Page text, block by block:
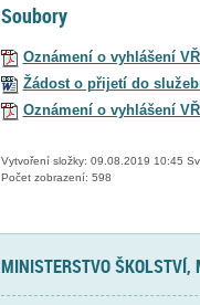
Soubory
Oznámení o vyhlášení
Žádost o přijetí do
Oznámení o vyhlášení
Vytvoření složky: 09.08.2019 10:45
Počet zobrazení: 598
MINISTERSTVO ŠKOLSTVÍ,